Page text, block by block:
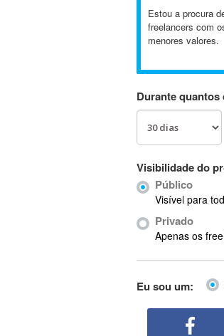
802.11
A&P
A-GPS
Ab Initio
ABIS
AbleCommerce
Ableton Live
Abstract Window
Estou a procura
freelancers com
menores valores.
Durante
Visibilidade do
Público
Visível para
Privado
Apenas os
Eu sou um: